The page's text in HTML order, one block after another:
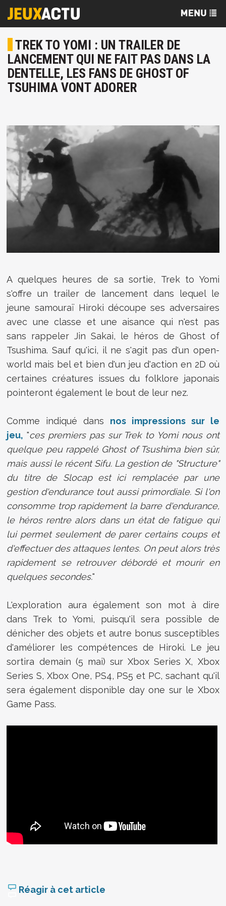
TREK TO YOMI : UN TRAILER DE
LANCEMENT QUI NE FAIT PAS DANS LA
DENTELLE, LES FANS DE GHOST OF
TSUHIMA VONT ADORER
A quelques heures de sa sortie, Trek to Yomi
s'offre un trailer de lancement dans lequel le
jeune samouraï Hiroki découpe ses adversaires
avec une classe et une aisance qui n'est pas
sans rappeler Jin Sakai, le héros de Ghost of
Tsushima. Sauf qu'ici, il ne s'agit pas d'un open-
world mais bel et bien d'un jeu d'action en 2D où
certaines créatures issues du folklore japonais
pointeront également le bout de leur nez.
Comme indiqué dans nos impressions sur le
jeu, "ces premiers pas sur Trek to Yomi nous ont
quelque peu rappelé Ghost of Tsushima bien sûr,
mais aussi le récent Sifu. La gestion de "Structure"
du titre de Slocap est ici remplacée par une
gestion d'endurance tout aussi primordiale. Si l'on
consomme trop rapidement la barre d'endurance,
le héros rentre alors dans un état de fatigue qui
lui permet seulement de parer certains coups et
d'effectuer des attaques lentes. On peut alors très
rapidement se retrouver débordé et mourir en
quelques secondes."
L'exploration aura également son mot à dire
dans Trek to Yomi, puisqu'il sera possible de
dénicher des objets et autre bonus susceptibles
d'améliorer les compétences de Hiroki. Le jeu
sortira demain (5 mai) sur Xbox Series X, Xbox
Series S, Xbox One, PS4, PS5 et PC, sachant qu'il
sera également disponible day one sur le Xbox
Game Pass.
Réagir à cet article